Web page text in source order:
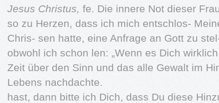
Jesus Christus, fe. Die innere Not dieser
so zu Herzen, dass ich mich entschlos-
Chris- sen hatte, eine Anfrage an Gott zu
obwohl ich schon len: „Wenn es Dich
Zeit über den Sinn und das alle Gewalt im
Lebens nachdachte.
hast, dann bitte ich Dich, dass Du diese